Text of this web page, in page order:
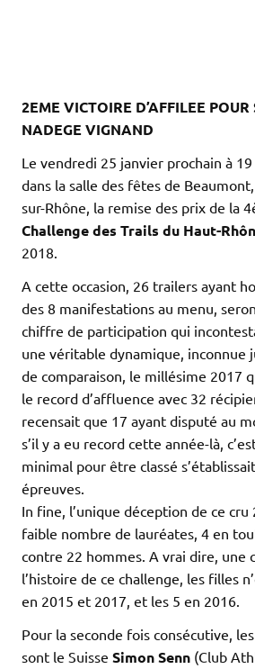
2EME VICTOIRE D’AFFILEE
NADEGE VIGNAND
Le vendredi 25 janvier prochain à
dans la salle des fêtes de
sur-Rhône, la remise des prix de la
Challenge des Trails du Haut-
2018.
A cette occasion, 26 trailers ayant
des 8 manifestations au menu,
chiffre de participation qui
une véritable dynamique, inconnue
de comparaison, le millésime 2017
le record d’affluence avec 32
recensait que 17 ayant disputé au
s’il y a eu record cette année-là,
minimal pour être classé
épreuves.
In fine, l’unique déception de ce cru
faible nombre de lauréates, 4 en
contre 22 hommes. A vrai dire, une
l’histoire de ce challenge, les filles
en 2015 et 2017, et les 5 en 2016.
Pour la seconde fois consécutive,
sont le Suisse Simon Senn (Club